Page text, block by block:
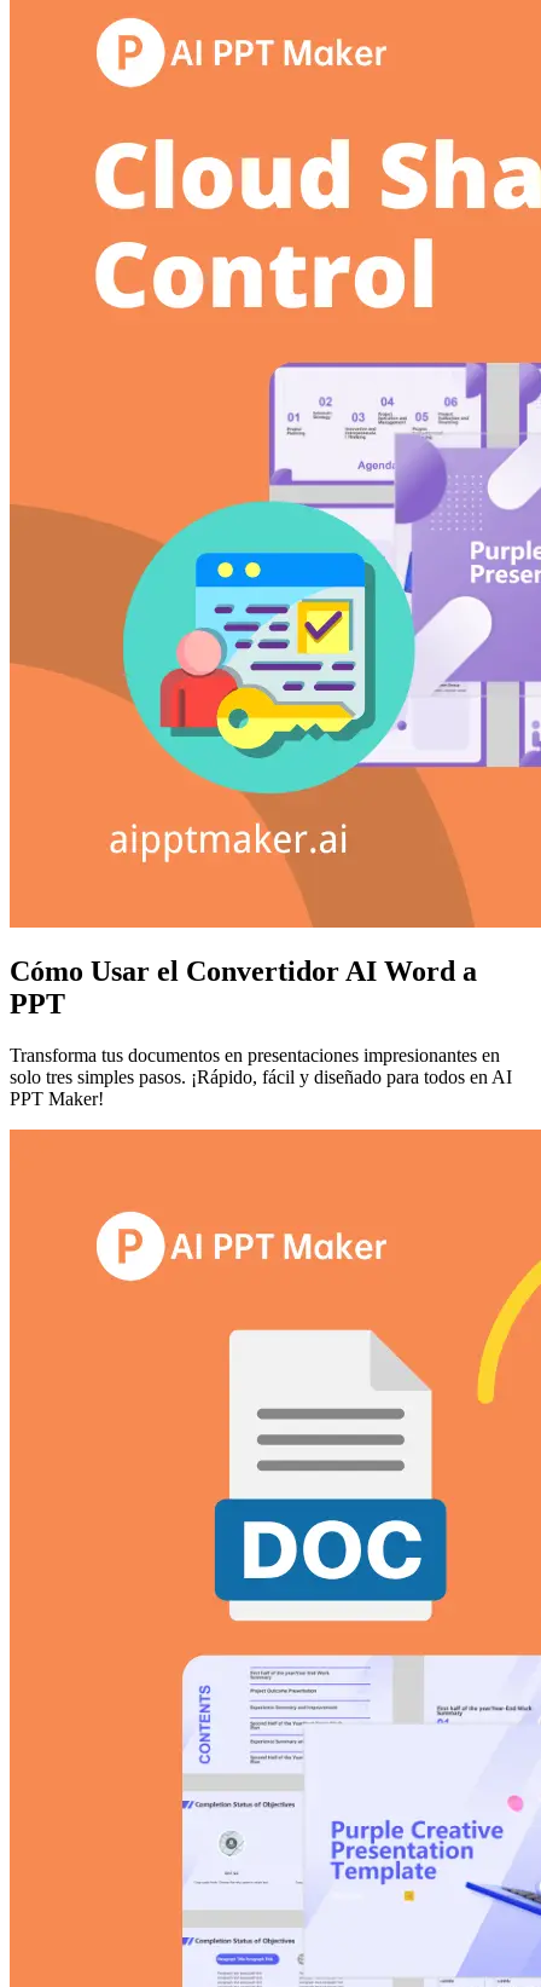
Cómo Usar el Convertidor AI Word a
PPT
Transforma tus documentos en presentaciones impresionantes en
solo tres simples pasos. ¡Rápido, fácil y diseñado para todos en AI
PPT Maker!